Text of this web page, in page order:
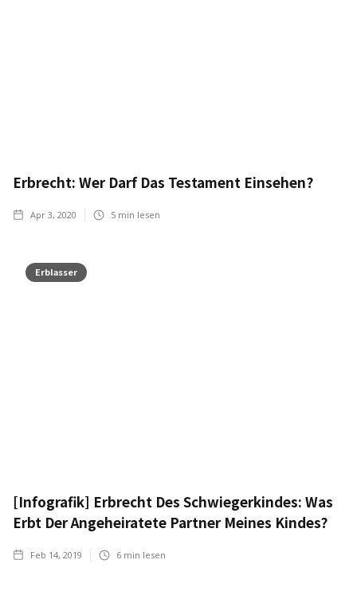
Erbrecht: Wer Darf Das Testament Einsehen?
Apr 3, 2020 5 min lesen
Erblasser
[Infografik] Erbrecht Des Schwiegerkindes: Was
Erbt Der Angeheiratete Partner Meines Kindes?
Feb 14, 2019 6 min lesen